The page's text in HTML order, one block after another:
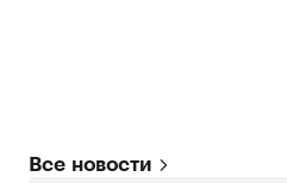
Все новости